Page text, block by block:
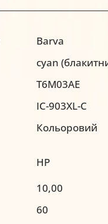
Barva
cyan
T6M03AE
IC-903XL-C
Кольоровий
HP
10,00
60